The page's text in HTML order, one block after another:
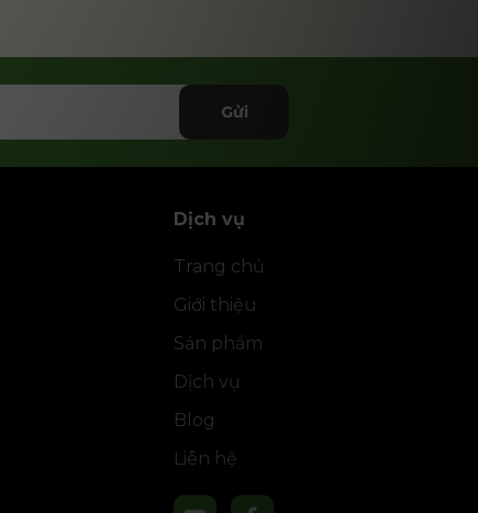
Gửi
Dịch vụ
Trang chủ
Giới thiệu
Sản phẩm
Dịch vụ
Blog
Liên hệ